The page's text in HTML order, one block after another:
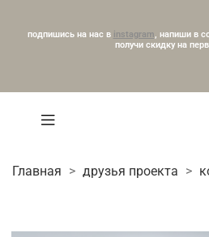
подпишись на нас в instagram, напиши в
получи скидку на
Главная друзья проекта